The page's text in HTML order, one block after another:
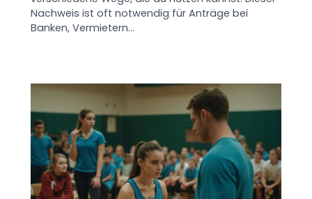
Nachweis ist oft notwendig für Anträge bei
Banken, Vermietern…